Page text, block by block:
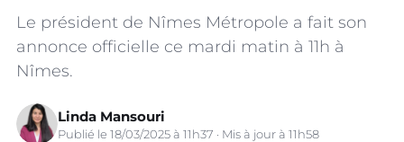
Le président de Nîmes Métropole a fait son
annonce officielle ce mardi matin à 11h à
Nîmes.
Linda Mansouri
Publié le 18/03/2025 à 11h37 · Mis à jour à 11h58